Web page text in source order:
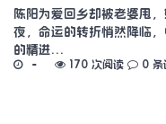
陈阳为爱回乡却被老婆甩
夜，命运的转折悄然降临
的精进…
170 次阅读 0 条